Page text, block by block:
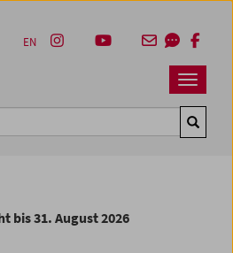
Navbar
EN
bis 31. August 2026